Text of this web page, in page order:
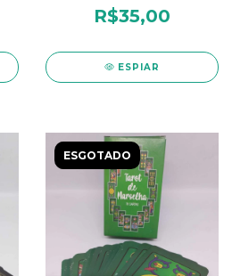
R$35,00
ESPIAR
ESGOTADO